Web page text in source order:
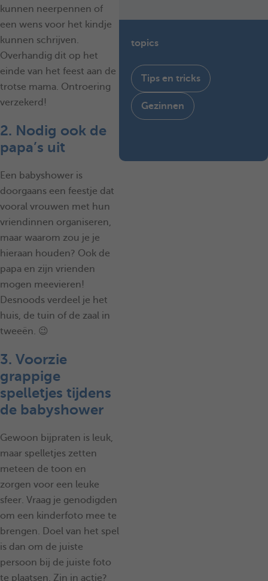
kunnen neerpennen of
een wens voor het kindje
kunnen schrijven.
Overhandig dit op het
einde van het feest aan de
trotse mama. Ontroering
verzekerd!
2. Nodig ook de
papa’s uit
Een babyshower is
doorgaans een feestje dat
vooral vrouwen met hun
vriendinnen organiseren,
maar waarom zou je je
hieraan houden? Ook de
papa en zijn vrienden
mogen meevieren!
Desnoods verdeel je het
huis, de tuin of de zaal in
tweeën. 😉
3. Voorzie
grappige
spelletjes tijdens
de babyshower
Gewoon bijpraten is leuk,
maar spelletjes zetten
meteen de toon en
zorgen voor een leuke
sfeer. Vraag je genodigden
om een kinderfoto mee te
brengen. Doel van het spel
is dan om de juiste
persoon bij de juiste foto
te plaatsen. Zin in actie?
topics
Tips en tricks
Gezinnen